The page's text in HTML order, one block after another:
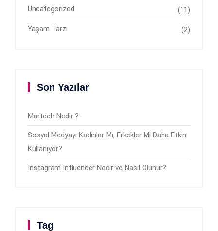
Uncategorized (11)
Yaşam Tarzı (2)
Son Yazılar
Martech Nedir ?
Sosyal Medyayı Kadınlar Mı, Erkekler Mi Daha Etkin
Kullanıyor?
Instagram Influencer Nedir ve Nasıl Olunur?
Tag